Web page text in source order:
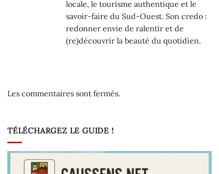
locale, le tourisme authentique et le
savoir-faire du Sud-Ouest. Son credo :
redonner envie de ralentir et de
(re)découvrir la beauté du quotidien.
Les commentaires sont fermés.
TÉLÉCHARGEZ LE GUIDE !